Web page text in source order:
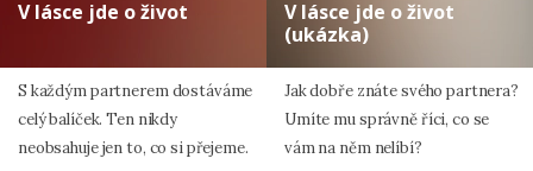
V lásce jde o život
S každým partnerem dostáváme
celý balíček. Ten nikdy
neobsahuje jen to, co si přejeme.
V lásce jde o život
(ukázka)
Jak dobře znáte svého partnera?
Umíte mu správně říci, co se
vám na něm nelíbí?